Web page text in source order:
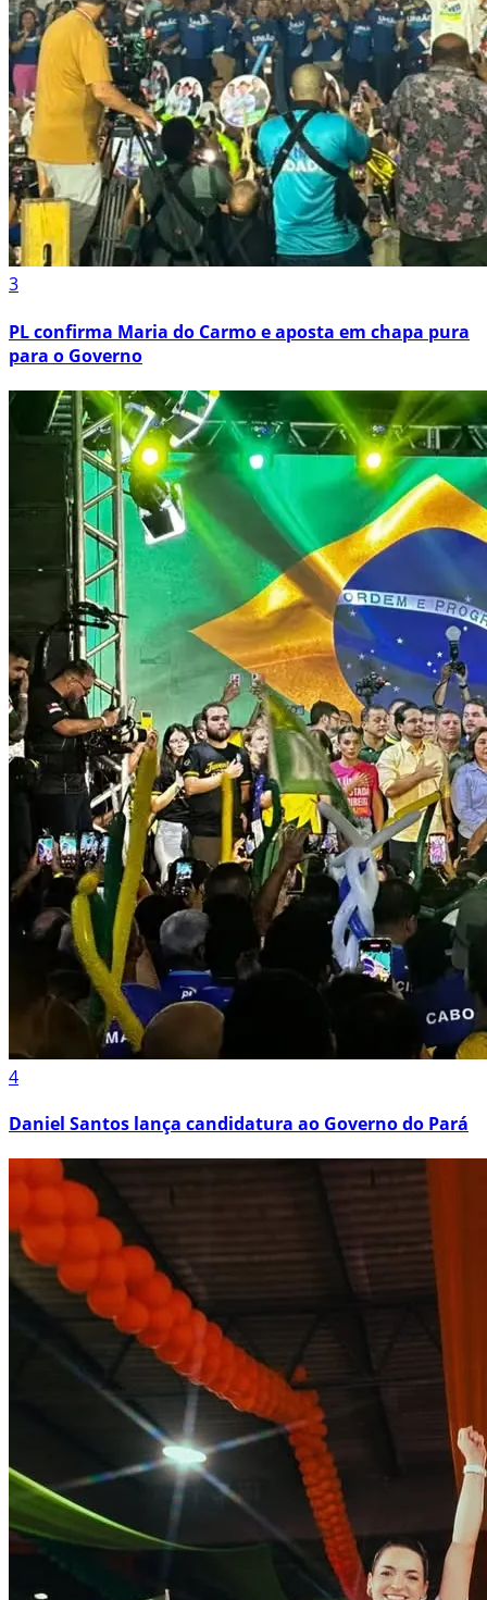
3
PL confirma Maria do Carmo e aposta em chapa pura
para o Governo
4
Daniel Santos lança candidatura ao Governo do Pará